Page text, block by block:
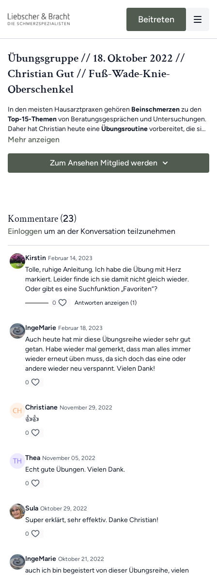
Beitreten
Übungsgruppe // 18. Oktober 2022 //
Christian Gut // Fuß-Wade-Knie-
Oberschenkel
In den meisten Hausarztpraxen gehören Beinschmerzenzu den
Top-15-Themenvon Beratungsgesprächen und Untersuchungen.
Daher hat Christian heute eine Übungsroutinevorbereitet, die sich
rund um deineBeine
Meistens handelt es sich bei den
Druck auf Gelenke aufbauen und so die Schmerzen verursachen.
regelmäßig mit unserer Hilfe in Bewegungund tu deinem
Mehr anzeigen
Zum Ansehen Mitglied werden
Kommentare (23)
Einloggen um an der Konversation teilzunehmen
Kirstin Februar 14, 2023
Tolle, ruhige Anleitung. Ich habe die Übung mit Herz
markiert. Leider finde ich sie damit nicht gleich wieder.
Oder gibt es eine Suchfunktion „Favoriten“?
0 Antworten anzeigen (1)
IngeMarie Februar 18, 2023
Auch heute hat mir diese Übungsreihe wieder sehr gut
getan. Habe wieder mal gemerkt, dass man alles immer
wieder erneut üben muss, da sich doch das eine oder
andere wieder neu verspannt. Vielen Dank!
0
Christiane November 29, 2022
👍👍
0
Thea November 05, 2022
Echt gute Übungen. Vielen Dank.
0
Sula Oktober 29, 2022
Super erklärt, sehr effektiv. Danke Christian!
0
IngeMarie Oktober 21, 2022
auch ich bin begeistert von dieser Übungsreihe, vielen